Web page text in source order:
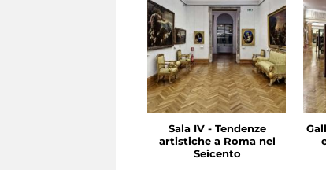
Sala IV - Tendenze
artistiche a Roma nel
Seicento